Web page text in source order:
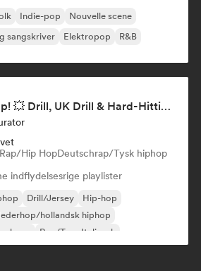
Indie-pop
Nouvelle scene
sangskriver Elektropop R&B
It's a Trap! 💥 Drill, UK Drill & Hard-Hitting Trap
Hip HopDeutschrap/Tysk hiphop
indflydelsesrige playlister
Drill/Jersey
Hip-hop
hollandsk hiphop
rap Rap/Trap Italiensk